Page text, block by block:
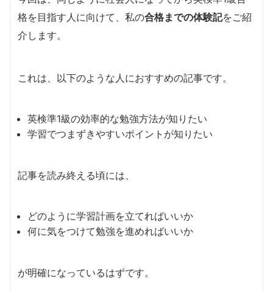
格を目指す人に向けて、私の合格までの体験記をご紹
介します。
これは、以下のような人におすすめの記事です。
英検準1級の効率的な勉強方法が知りたい
学習でつまずきやすいポイントが知りたい
記事を読み終える頃には、
どのように学習計画を立てればいいか
何に気をつけて勉強を進めればいいか
が明確になっているはずです。